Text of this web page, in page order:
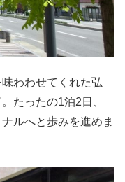
わわせてくれた弘
たったの1泊2日、
ルへと歩みを進めま